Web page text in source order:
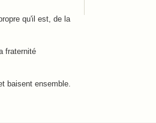
qu'il est, de la
fraternité
baisent ensemble.